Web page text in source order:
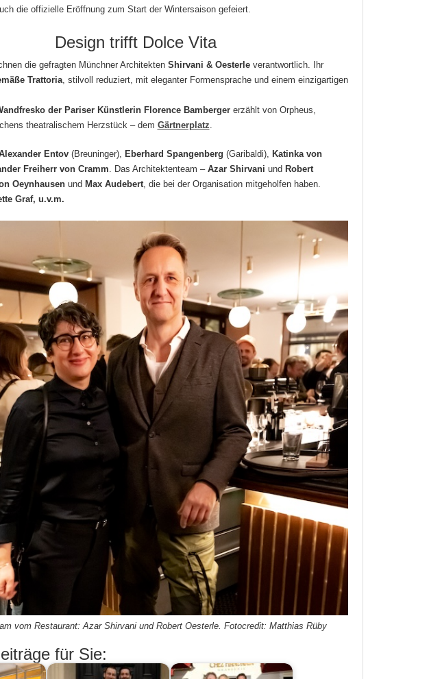
die offizielle Eröffnung zum Start der Wintersaison gefeiert.
Design trifft Dolce Vita
die gefragten Münchner Architekten Shirvani & Oesterleverantwortlich. Ihr
Trattoria, stilvoll reduziert, mit eleganter Formensprache und einem einzigartigen
der Pariser Künstlerin Florence Bambergererzählt von Orpheus,
theatralischem Herzstück – dem Gärtnerplatz
Entov (Breuninger), Eberhard Spangenberg (Garibaldi), Katinka von
Freiherr von Cramm . Das Architektenteam – Azar Shirvani und Robert
Oeynhausenund Max Audebert, die bei der Organisation mitgeholfen haben.
Graf, u.v.m.
vom Restaurant: Azar Shirvani und Robert Oesterle. Fotocredit: Matthias Rüby
für Sie: